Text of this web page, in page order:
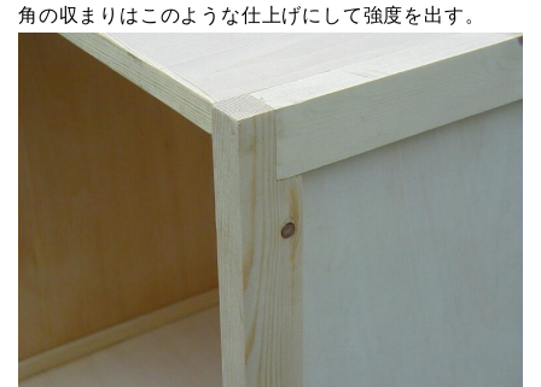
角の収まりはこのような仕上げにして強度を出す。